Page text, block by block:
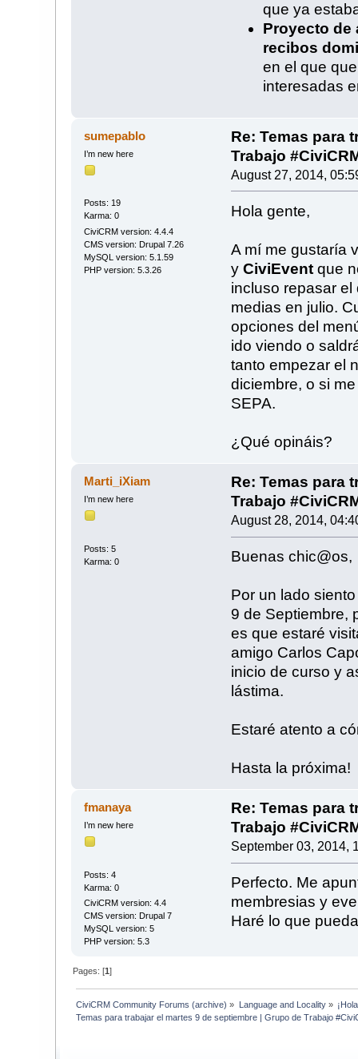
que ya
Proyecto de
recibos
en el que
interesadas
sumepablo
I’m new here
Posts: 19
Karma: 0
CiviCRM version: 4.4.4
CMS version: Drupal 7.26
MySQL version: 5.1.59
PHP version: 5.3.26
Re: Temas para
Trabajo
August 27, 2014,
Hola gente,
A mí me gustaría
y CiviEventque
incluso repasar
medias en julio.
opciones del
ido viendo o
tanto empezar el
diciembre, o si
SEPA.
¿Qué opináis?
Marti_iXiam
I’m new here
Posts: 5
Karma: 0
Re: Temas para
Trabajo
August 28, 2014,
Buenas chic@os,
Por un lado
9 de Septiembre,
es que estaré
amigo Carlos
inicio de curso y
lástima.
Estaré atento a
Hasta la próxima!
fmanaya
I’m new here
Posts: 4
Karma: 0
CiviCRM version: 4.4
CMS version: Drupal 7
MySQL version: 5
PHP version: 5.3
Re: Temas para
Trabajo
September 03, 2014,
Perfecto. Me
membresias y
Haré lo que
Pages: [1]
CiviCRM Community Forums (archive) » Language and Locality»
Temas para trabajar el martes 9 de septiembre | Grupo de Trabajo